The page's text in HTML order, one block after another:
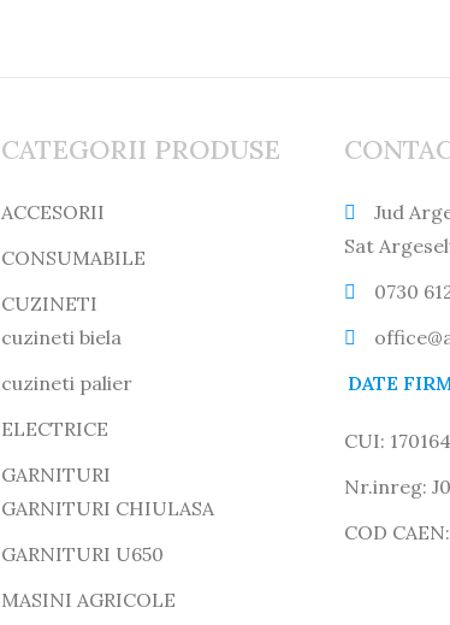
CATEGORII PRODUSE
ACCESORII
CONSUMABILE
CUZINETI
cuzineti biela
cuzineti palier
ELECTRICE
GARNITURI
GARNITURI CHIULASA
GARNITURI U650
MASINI AGRICOLE
Jud
Sat
0730
DATE
CUI:
Nr.inreg:
COD